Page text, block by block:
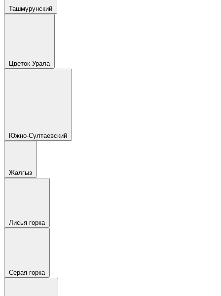
Ташмурунский
Цветок Урала
Южно-Султаевский
Жалгыз
Лисья горка
Серая горка